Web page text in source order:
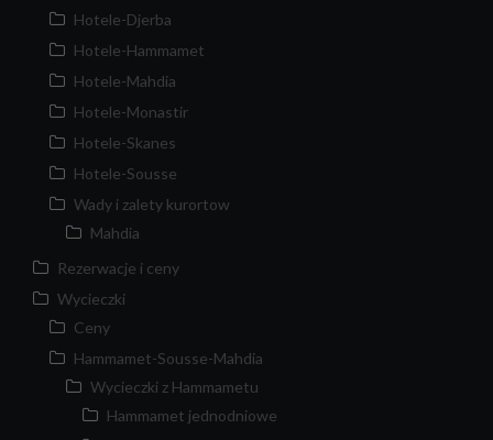
Hotele-Djerba
Hotele-Hammamet
Hotele-Mahdia
Hotele-Monastir
Hotele-Skanes
Hotele-Sousse
Wady i zalety kurortow
Mahdia
Rezerwacje i ceny
Wycieczki
Ceny
Hammamet-Sousse-Mahdia
Wycieczki z Hammametu
Hammamet jednodniowe